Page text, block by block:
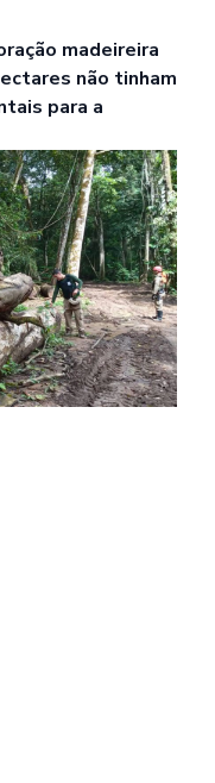
madeireira
não tinham
para a